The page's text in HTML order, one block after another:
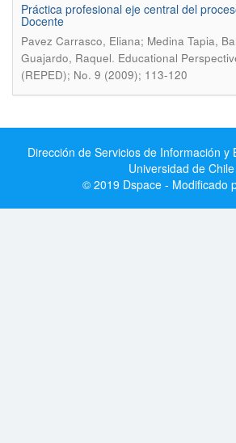
Práctica profesional eje central del
Docente
Pavez Carrasco, Eliana; Medina Tapia,
Guajardo, Raquel. Educational
(REPED); No. 9 (2009); 113-120
Dirección de Servicios de Información y
Universidad de Chile
© 2019 Dspace - Modificado